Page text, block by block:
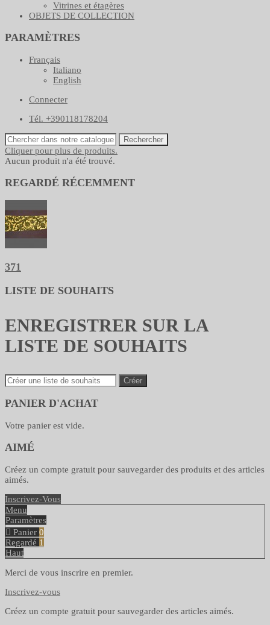
Vitrines et étagères
OBJETS DE COLLECTION
PARAMÈTRES
Français
Italiano
English
Connecter
Tél. +390118178204
Rechercher
Cliquer pour plus de produits.
Aucun produit n'a été trouvé.
REGARDÉ RÉCEMMENT
371
LISTE DE SOUHAITS
ENREGISTRER SUR LA
LISTE DE SOUHAITS
Créer
PANIER D'ACHAT
Votre panier est vide.
AIMÉ
Créez un compte gratuit pour sauvegarder des produits et des articles
aimés.
Inscrivez-Vous
Menu
Paramètres
Panier 0
Regardé 1
Haut
Merci de vous inscrire en premier.
Inscrivez-vous
Créez un compte gratuit pour sauvegarder des articles aimés.